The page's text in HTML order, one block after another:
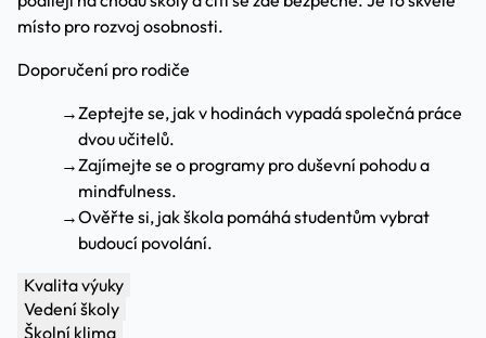
místo pro rozvoj osobnosti.
Doporučení pro rodiče
→Zeptejte se, jak v hodinách vypadá společná práce
dvou učitelů.
→Zajímejte se o programy pro duševní pohodu a
mindfulness.
→Ověřte si, jak škola pomáhá studentům vybrat
budoucí povolání.
Kvalita výuky
Vedení školy
Školní klima